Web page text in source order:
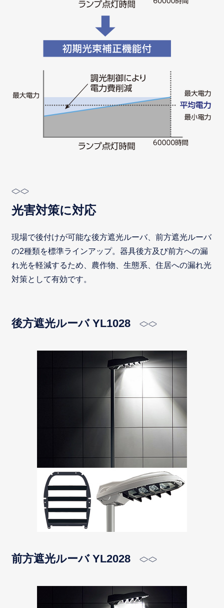
光害対策に対応
現場で後付けが可能な後方遮光ルーバ、前方遮光ルーバ
の2種類を標準ラインアップ。器具後方及び前方への漏
れ光を軽減するため、農作物、生態系、住居への漏れ光
対策として有効です。
後方遮光ルーバ YL1028
前方遮光ルーバ YL2028